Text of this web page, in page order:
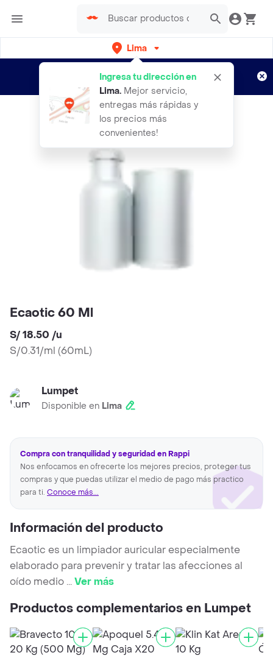
Lima
Ingresa tu dirección en
Lima. Mejor servicio,
entregas más rápidas y
los precios más
convenientes!
envíos gratis por semanas
Aplican TyC
Ecaotic 60 Ml
S/ 18.50 /u
S/0.31/ml (60mL)
Lumpet
Disponible en Lima
Compra con tranquilidad y seguridad en Rappi
Nos enfocamos en ofrecerte los mejores precios, proteger tus
compras y que puedas utilizar el medio de pago más practico
para ti. Conoce más...
Información del producto
Ecaotic es un limpiador auricular especialmente
elaborado para prevenir y tratar las afecciones al
oído medio ...Ver más
Productos complementarios en Lumpet